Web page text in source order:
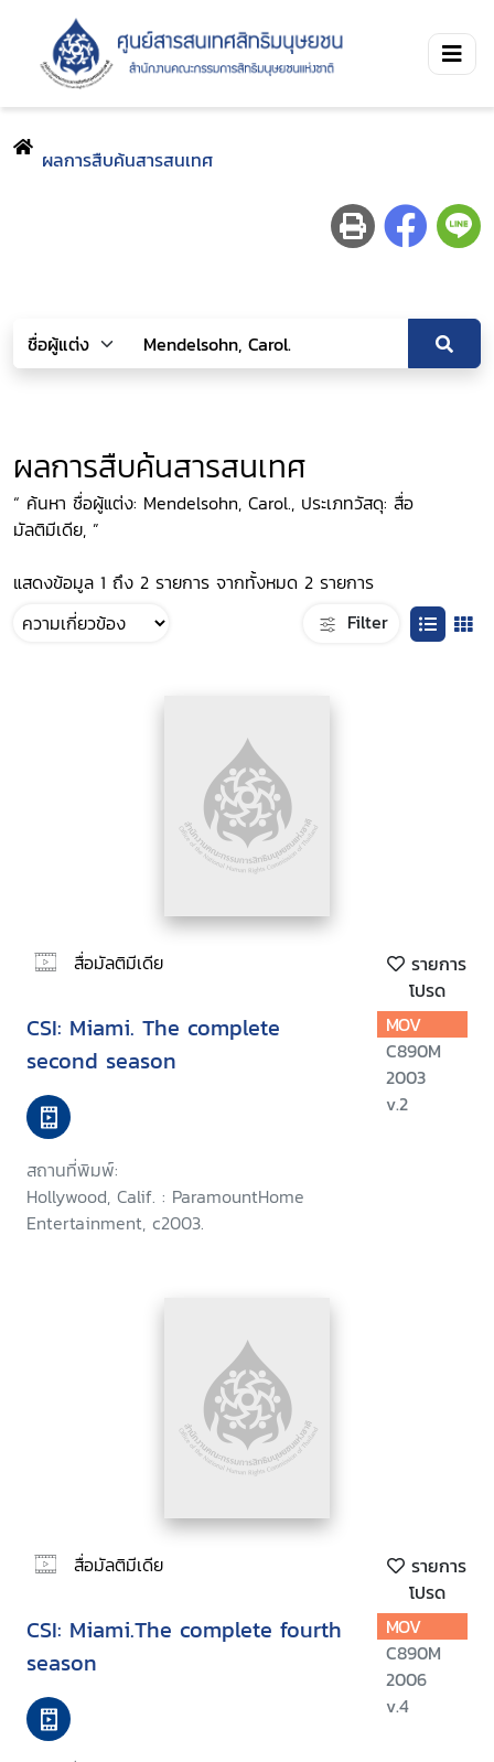
ผลการสืบค้นสารสนเทศ
ผลการสืบค้นสารสนเทศ
“ ค้นหา ชื่อผู้แต่ง: Mendelsohn, Carol., ประเภทวัสดุ: สื่อ
มัลติมีเดีย, ”
แสดงข้อมูล 1 ถึง 2 รายการ จากทั้งหมด 2 รายการ
Filter
สื่อมัลติมีเดีย
รายการ
โปรด
CSI: Miami. The complete
second season
สถานที่พิมพ์:
Hollywood, Calif. : ParamountHome
Entertainment, c2003.
MOV
C890M
2003
v.2
สื่อมัลติมีเดีย
รายการ
โปรด
CSI: Miami.The complete fourth
season
MOV
C890M
2006
v.4